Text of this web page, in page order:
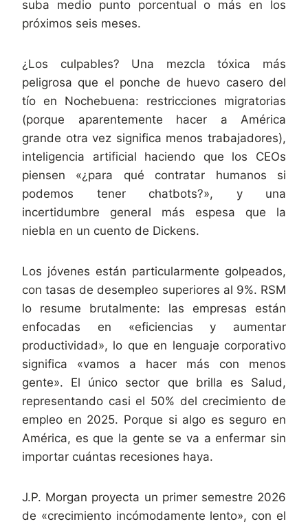
suba medio punto porcentual o más en los
próximos seis meses.
¿Los culpables? Una mezcla tóxica más
peligrosa que el ponche de huevo casero del
tío en Nochebuena: restricciones migratorias
(porque aparentemente hacer a América
grande otra vez significa menos trabajadores),
inteligencia artificial haciendo que los CEOs
piensen «¿para qué contratar humanos si
podemos tener chatbots?», y una
incertidumbre general más espesa que la
niebla en un cuento de Dickens.
Los jóvenes están particularmente golpeados,
con tasas de desempleo superiores al 9%. RSM
lo resume brutalmente: las empresas están
enfocadas en «eficiencias y aumentar
productividad», lo que en lenguaje corporativo
significa «vamos a hacer más con menos
gente». El único sector que brilla es Salud,
representando casi el 50% del crecimiento de
empleo en 2025. Porque si algo es seguro en
América, es que la gente se va a enfermar sin
importar cuántas recesiones haya.
J.P. Morgan proyecta un primer semestre 2026
de «crecimiento incómodamente lento», con el